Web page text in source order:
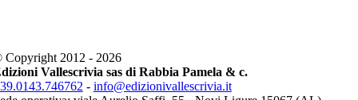
Copyright 2012 - 2026
Vallescrivia sas di Rabbia Pamela & c.
- info@edizionivallescrivia.it